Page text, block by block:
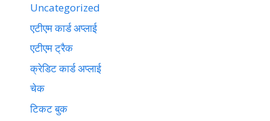
Uncategorized
एटीएम कार्ड अप्लाई
एटीएम ट्रैक
क्रेडिट कार्ड अप्लाई
चेक
टिकट बुक